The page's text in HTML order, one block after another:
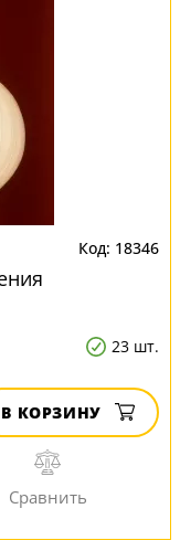
18346
23 шт.
В КОРЗИНУ